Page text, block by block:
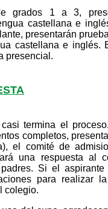
grados 1 a 3,
castellana e
presentarán
castellana e inglés.
presencial.
termina el
completos,
el comité de
una respuesta al
Si el aspirante
para realizar
colegio.